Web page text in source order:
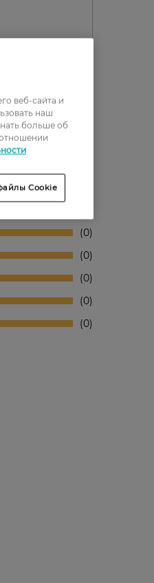
0
0
0
0
0
веб-сайта и
наш
больше об
Cookie